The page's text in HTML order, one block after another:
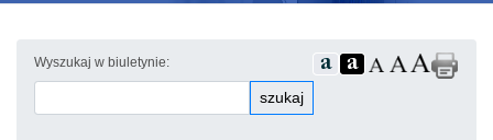
Wyszukaj w biuletynie:
szukaj